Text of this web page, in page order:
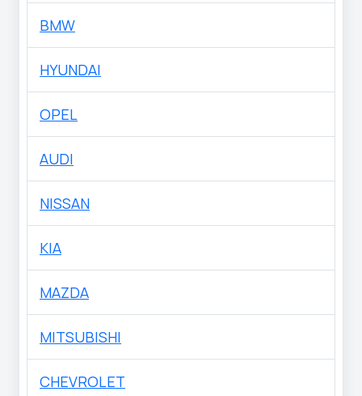
BMW
HYUNDAI
OPEL
AUDI
NISSAN
KIA
MAZDA
MITSUBISHI
CHEVROLET